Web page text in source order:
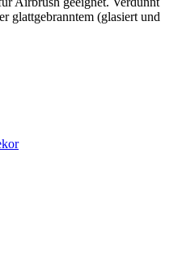
glattgebranntem (glasiert und